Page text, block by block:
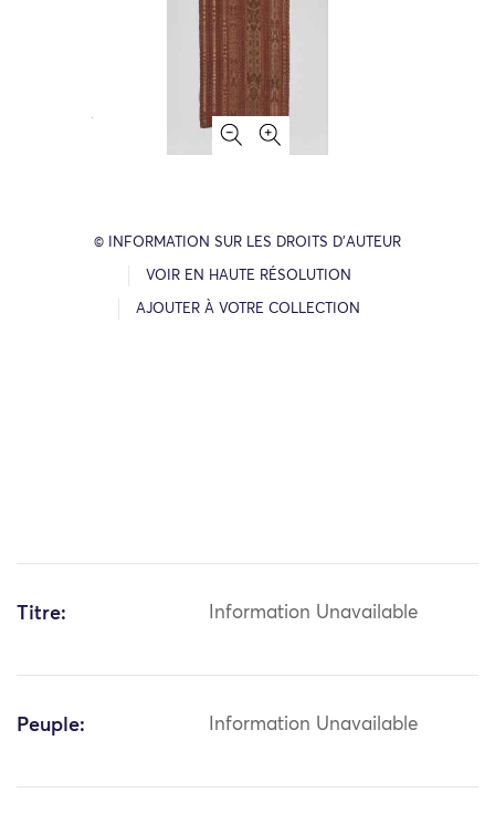
© INFORMATION SUR LES DROITS D’AUTEUR
VOIR EN HAUTE RÉSOLUTION
AJOUTER À VOTRE COLLECTION
Titre: Information Unavailable
Peuple: Information Unavailable